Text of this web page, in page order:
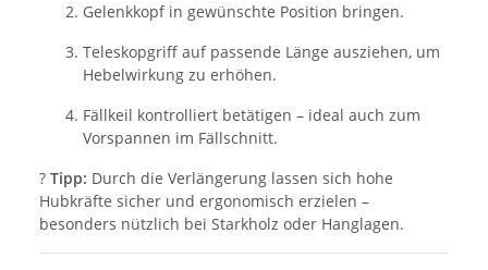
Gelenkkopf in gewünschte Position bringen.
Teleskopgriff auf passende Länge ausziehen, um
Hebelwirkung zu erhöhen.
Fällkeil kontrolliert betätigen – ideal auch zum
Vorspannen im Fällschnitt.
? Tipp: Durch die Verlängerung lassen sich hohe
Hubkräfte sicher und ergonomisch erzielen –
besonders nützlich bei Starkholz oder Hanglagen.